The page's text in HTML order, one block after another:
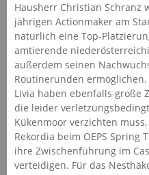
Hausherr Christian Schranz
jährigen Actionmaker am
natürlich eine Top-
amtierende
außerdem seinen
Routinerunden
Livia haben ebenfalls große
die leider
Kükenmoor verzichten
Rekordia beim OEPS Spring
ihre Zwischenführung im
verteidigen. Für das